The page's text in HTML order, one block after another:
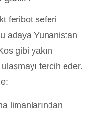
feribot seferi
adaya Yunanistan
gibi yakın
tercih eder.
limanlarından